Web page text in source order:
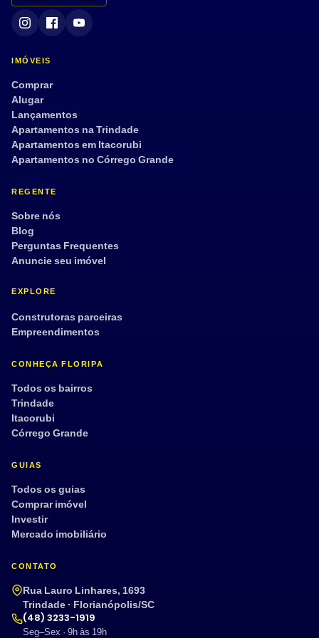
Semi mobiliado
Dep. de empregada
Tour 360°
Aplicar filtros
IMÓVEIS
Comprar
Alugar
Lançamentos
Apartamentos na Trindade
Apartamentos em Itacorubi
Apartamentos no Córrego Grande
REGENTE
Sobre nós
Blog
Perguntas Frequentes
Anuncie seu imóvel
EXPLORE
Construtoras parceiras
Empreendimentos
CONHEÇA FLORIPA
Todos os bairros
Trindade
Itacorubi
Córrego Grande
GUIAS
Todos os guias
Comprar imóvel
Investir
Mercado imobiliário
CONTATO
Rua Lauro Linhares, 1693
Trindade · Florianópolis/SC
(48) 3233-1919
Seg–Sex · 9h às 19h